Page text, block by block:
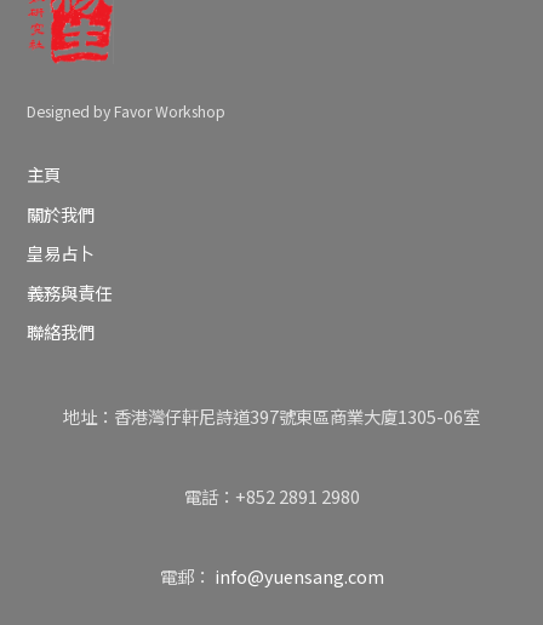
Designed by Favor Workshop
主頁
關於我們
皇易占卜
義務與責任
聯絡我們
地址：香港灣仔軒尼詩道397號東區商業大廈1305-06室
電話：+852 2891 2980
電郵： info@yuensang.com